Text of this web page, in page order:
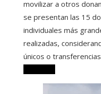
movilizar a otros
se presentan las 15
individuales más
realizadas,
únicos o